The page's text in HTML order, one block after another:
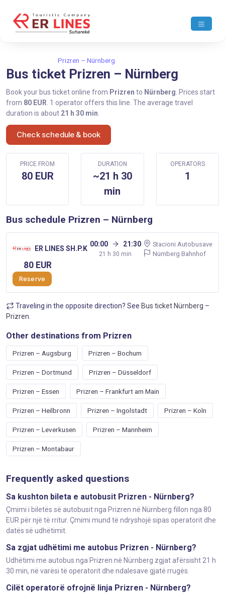
Prizren – Nürnberg
Bus ticket Prizren – Nürnberg
Book your bus ticket online from Prizren to Nürnberg . Prices start
from 80 EUR . 1 operator offers this line. The average travel
duration is about 21 h 30 min
Check schedule & book
PRICE FROM
80 EUR
DURATION
~21 h 30
min
OPERATORS
1
Bus schedule Prizren – Nürnberg
ER LINES SH.P.K
00:00 21:30
21 h 30 min
Stacioni Autobusave
Nürnberg Bahnhof
80 EUR
Reserve
Traveling in the opposite direction? See Bus ticket Nürnberg –
Prizren
Other destinations from Prizren
Prizren – Augsburg Prizren – Bochum
Prizren – Dortmund Prizren – Düsseldorf
Prizren – Essen Prizren – Frankfurt am Main
Prizren – Heilbronn Prizren – Ingolstadt Prizren – Koln
Prizren – Leverkusen Prizren – Mannheim
Prizren – Montabaur
Frequently asked questions
Sa kushton bileta e autobusit Prizren - Nürnberg?
Çmimi i biletës së autobusit nga Prizren në Nürnberg fillon nga 80
EUR për një të rritur. Çmimi mund të ndryshojë sipas operatorit dhe
datës së udhëtimit.
Sa zgjat udhëtimi me autobus Prizren - Nürnberg?
Udhëtimi me autobus nga Prizren në Nürnberg zgjat afërsisht 21 h
30 min, në varësi të operatorit dhe ndalesave gjatë rrugës.
Cilët operatorë ofrojnë linja Prizren - Nürnberg?